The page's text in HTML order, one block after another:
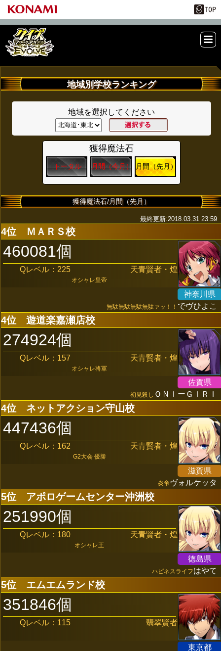
NU
地域別学校ランキング
地域を選択してください
獲得魔法石
トータル 月間（今月） 月間（先月）
獲得魔法石/月間（先月）
最終更新:2018.03.31 23:59
4位 ＭＡＲＳ校
460081個
Qレベル：225 天青賢者・煌
オシャレ皇帝
神奈川県
無駄無駄無駄無駄ァッ！！ でヴひよこ
4位 遊道楽嘉瀬店校
274924個
Qレベル：157 天青賢者・煌
オシャレ将軍
佐賀県
初見殺し ＯＮＩーＧＩＲＩ
4位 ネットアクション守山校
447436個
Qレベル：162 天青賢者・煌
G2大会 優勝
滋賀県
炎帝 ヴォルケッタ
5位 アポロゲームセンター沖洲校
251990個
Qレベル：180 天青賢者・煌
オシャレ王
徳島県
ハピネスライフはやて
5位 エムエムランド校
351846個
Qレベル：115 翡翠賢者
東京都